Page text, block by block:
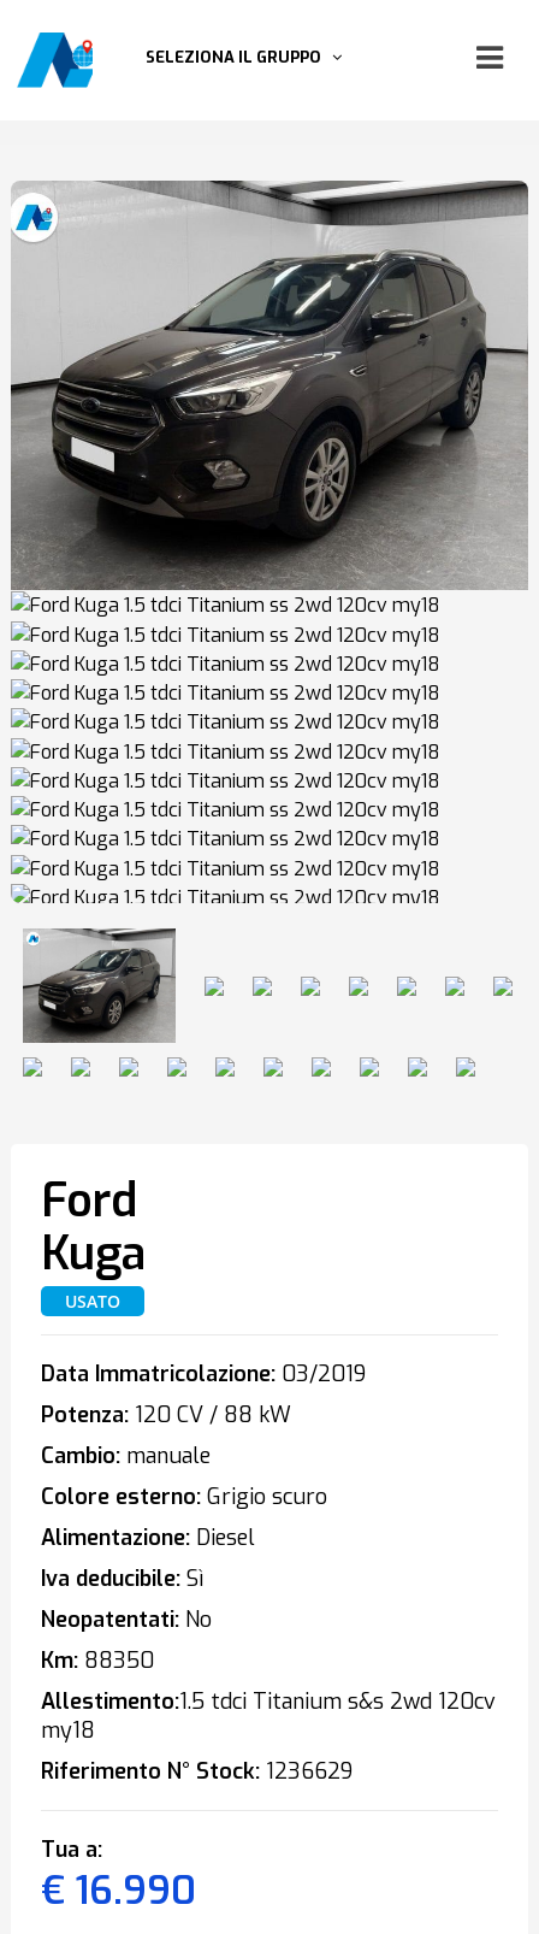
SELEZIONA IL GRUPPO
Ford
Kuga
USATO
Data Immatricolazione:03/2019
Potenza:120 CV / 88 kW
Cambio:manuale
Colore esterno:Grigio scuro
Alimentazione:Diesel
Iva deducibile:Sì
Neopatentati:No
Km:88350
Allestimento:1.5 tdci Titanium s&s 2wd 120cv
my18
Riferimento N° Stock:1236629
Tua a:
€ 16.990